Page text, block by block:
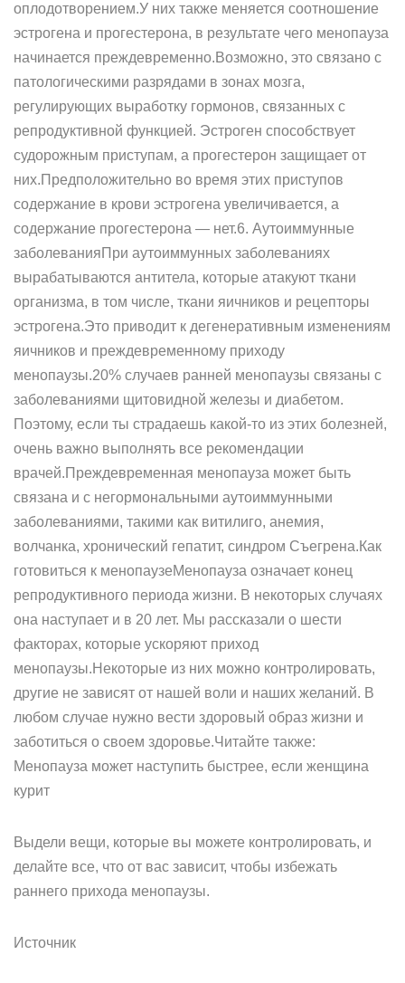
оплодотворением.У них также меняется соотношение
эстрогена и прогестерона, в результате чего менопауза
начинается преждевременно.Возможно, это связано с
патологическими разрядами в зонах мозга,
регулирующих выработку гормонов, связанных с
репродуктивной функцией. Эстроген способствует
судорожным приступам, а прогестерон защищает от
них.Предположительно во время этих приступов
содержание в крови эстрогена увеличивается, а
содержание прогестерона — нет.6. Аутоиммунные
заболеванияПри аутоиммунных заболеваниях
вырабатываются антитела, которые атакуют ткани
организма, в том числе, ткани яичников и рецепторы
эстрогена.Это приводит к дегенеративным изменениям
яичников и преждевременному приходу
менопаузы.20% случаев ранней менопаузы связаны с
заболеваниями щитовидной железы и диабетом.
Поэтому, если ты страдаешь какой-то из этих болезней,
очень важно выполнять все рекомендации
врачей.Преждевременная менопауза может быть
связана и с негормональными аутоиммунными
заболеваниями, такими как витилиго, анемия,
волчанка, хронический гепатит, синдром Съегрена.Как
готовиться к менопаузеМенопауза означает конец
репродуктивного периода жизни. В некоторых случаях
она наступает и в 20 лет. Мы рассказали о шести
факторах, которые ускоряют приход
менопаузы.Некоторые из них можно контролировать,
другие не зависят от нашей воли и наших желаний. В
любом случае нужно вести здоровый образ жизни и
заботиться о своем здоровье.Читайте также:
Менопауза может наступить быстрее, если женщина
курит
Выдели вещи, которые вы можете контролировать, и
делайте все, что от вас зависит, чтобы избежать
раннего прихода менопаузы.
Источник